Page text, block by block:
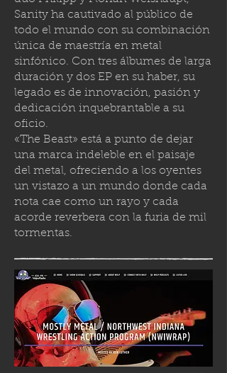
Sanity ha cautivado al público de
todo el mundo con su combinación
única de maestría en metal
sinfónico. Con tres álbumes de larga
duración y dos EP en su haber, su
legado es de innovación, pasión y
dedicación inquebrantable a su
oficio.
«The Beast» está a punto de dejar
una marca indeleble en el paisaje
del metal, ofreciendo a los oyentes
un vistazo a un mundo donde cada
nota cae como un rayo y cada
acorde reverbera con la furia de mil
tormentas.